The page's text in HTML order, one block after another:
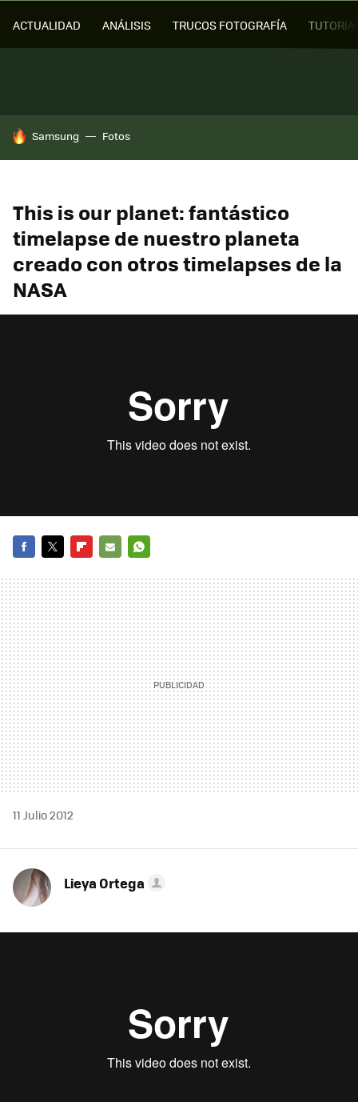
ACTUALIDAD ANÁLISIS TRUCOS FOTOGRAFÍA
HOY SE HABLA DE
Samsung Fotos
This is our planet: fantástico
timelapse de nuestro planeta
creado con otros timelapses de la
NASA
MAIL
11 Julio 2012
Lieya Ortega